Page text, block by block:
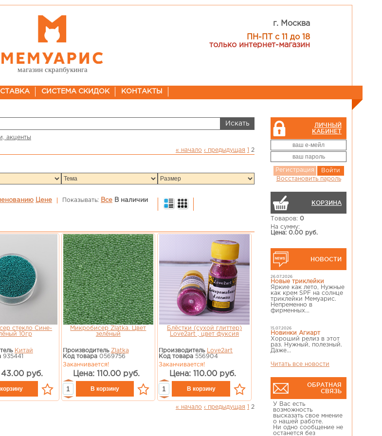
магазин скрапбукинга
г. Москва
ПН-ПТ с 11 до 18
только интернет-магазин
СИСТЕМА СКИДОК КОНТАКТЫ
ЛИЧНЫЙ
КАБИНЕТ
Регистрация
Войти
Восстановить пароль
КОРЗИНА
Товаров: 0
На сумму:
Цена: 0.00 руб.
НОВОСТИ
26.07.2026
Новые триклейки
Яркие как лето, Нужные
как крем SPF на солнце
триклейки Мемуарис.
Непременно в
фирменных...
15.07.2026
Новинки Агиарт
Хороший релиз в этот
раз. Нужный, полезный.
Даже...
Читать все новости
ОБРАТНАЯ
СВЯЗЬ
У Вас есть
возможность
высказать свое мнение
о нашей работе.
Ни одно сообщение не
останется без
акценты
« начало ‹ предыдущая 1 2
Цене Показывать: Все В наличии
стекло Сине-
10гр
Китай
935441
43.00 руб.
Микробисер Zlatka. Цвет
зелёный
Производитель Zlatka
Код товара0569756
Заканчивается!
Цена: 110.00 руб.
Блёстки (сухой глиттер)
Love2art , цвет фуксия
Производитель
Love2art
Код товара 556904
Заканчивается!
Цена: 110.00 руб.
« начало ‹ предыдущая 1 2